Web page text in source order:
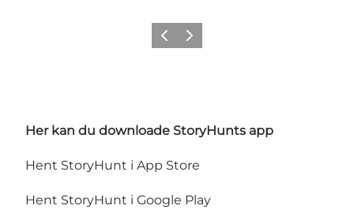
ForrigeNæste
Her kan du downloade StoryHunts app
Hent StoryHunt i App Store
Hent StoryHunt i Google Play